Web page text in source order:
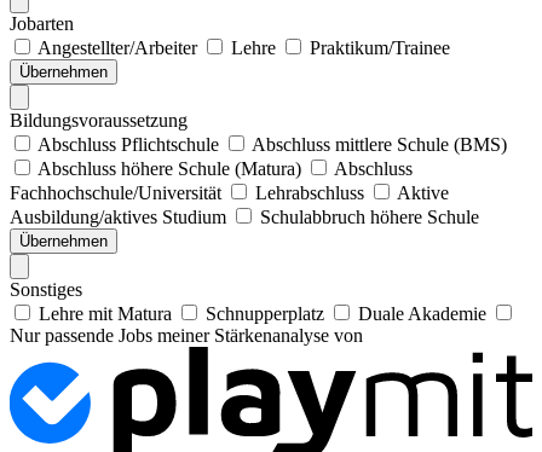
Jobarten
Angestellter/Arbeiter
Lehre Praktikum/Trainee
Übernehmen
Bildungsvoraussetzung
Abschluss Pflichtschule
Abschluss mittlere Schule (BMS)
Abschluss höhere Schule (Matura)
Abschluss
Fachhochschule/Universität
Lehrabschluss
Aktive
Ausbildung/aktives Studium
Schulabbruch höhere Schule
Übernehmen
Sonstiges
Lehre mit Matura
Schnupperplatz
Duale Akademie
Nur passende Jobs meiner Stärkenanalyse von